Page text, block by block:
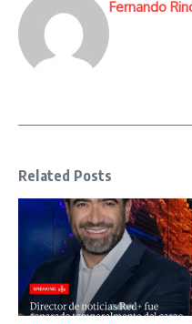
Fernando
Related Posts